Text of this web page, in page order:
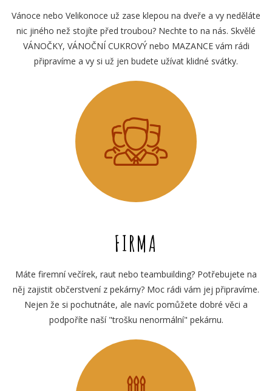
Vánoce nebo Velikonoce už zase klepou na dveře a vy neděláte
nic jiného než stojíte před troubou? Nechte to na nás. Skvělé
VÁNOČKY, VÁNOČNÍ CUKROVÝ nebo MAZANCE vám rádi
připravíme a vy si už jen budete užívat klidné svátky.
FIRMA
Máte firemní večírek, raut nebo teambuilding? Potřebujete na
něj zajistit občerstvení z pekárny? Moc rádi vám jej připravíme.
Nejen že si pochutnáte, ale navíc pomůžete dobré věci a
podpoříte naší "trošku nenormální" pekárnu.